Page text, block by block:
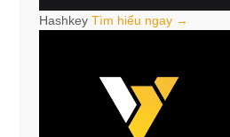
Hashkey Tìm hiểu ngay →